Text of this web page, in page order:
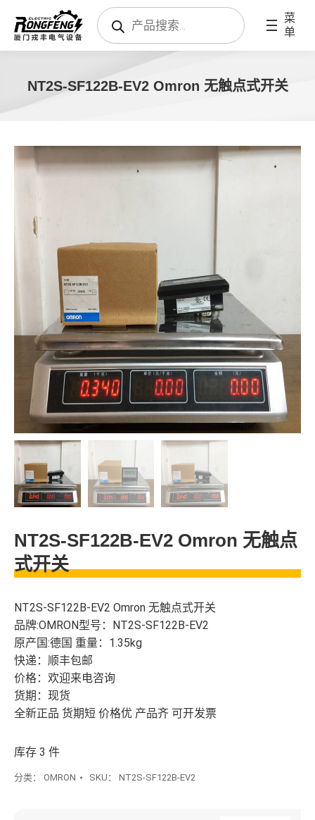
菜
单
搜
索
产
品
NT2S-SF122B-EV2 Omron 无触点式开关
NT2S-SF122B-EV2 Omron 无触点
式开关
NT2S-SF122B-EV2 Omron 无触点式开关
品牌:OMRON型号：NT2S-SF122B-EV2
原产国:德国 重量：1.35kg
快递：顺丰包邮
价格：欢迎来电咨询
货期：现货
全新正品 货期短 价格优 产品齐 可开发票
库存 3 件
分类： OMRON SKU： NT2S-SF122B-EV2